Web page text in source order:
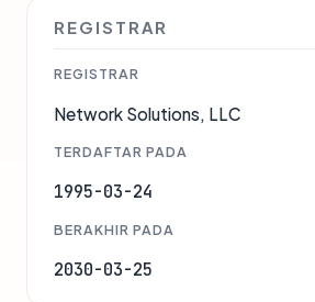
REGISTRAR
REGISTRAR
Network Solutions, LLC
TERDAFTAR PADA
1995-03-24
BERAKHIR PADA
2030-03-25